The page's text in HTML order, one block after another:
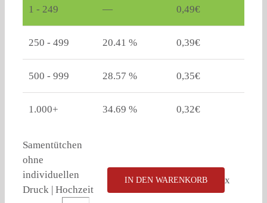
1 - 249 — 0,49€
250 - 499 20.41 % 0,39€
500 - 999 28.57 % 0,35€
1.000+ 34.69 % 0,32€
Samentütchen
ohne
individuellen
Druck | Hochzeit
IN DEN WARENKORB x